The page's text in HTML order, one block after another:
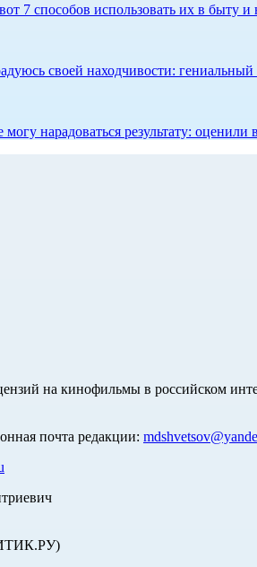
7 способов использовать их в быту и
своей находчивости: гениальный
нарадоваться результату: оценили
на кинофильмы в российском
почта редакции: